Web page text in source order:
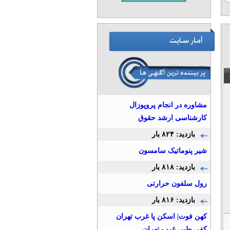
مشاوره در انجام پروپوزال
کارشناسی ارشد حقوق
بازدید: ۸۲۴ بار
شير پنوماتيک سامسون
بازدید: ۸۱۸ بار
رول سلفون حرارتی
بازدید: ۸۱۶ بار
کهن فوت| اسکن پا غرب تهران